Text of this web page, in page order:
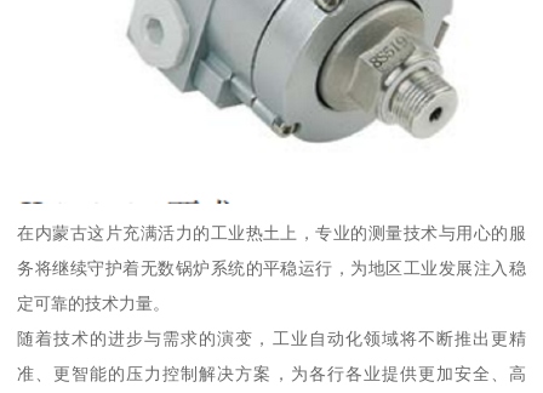
在内蒙古这片充满活力的工业热土上，专业的测量技术与用心的服
务将继续守护着无数锅炉系统的平稳运行，为地区工业发展注入稳
定可靠的技术力量。
随着技术的进步与需求的演变，工业自动化领域将不断推出更精
准、更智能的压力控制解决方案，为各行各业提供更加安全、高